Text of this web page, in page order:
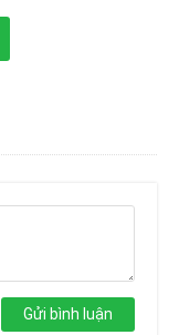
Gửi bình luận